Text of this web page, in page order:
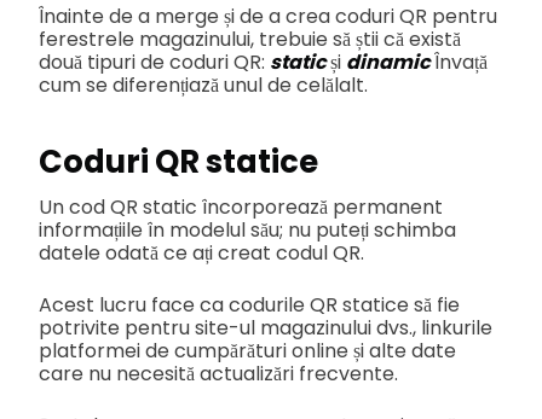
Înainte de a merge și de a crea coduri QR pentru
ferestrele magazinului, trebuie să știi că există
două tipuri de coduri QR: staticși dinamicÎnvață
cum se diferențiază unul de celălalt.
Coduri QR statice
Un cod QR static încorporează permanent
informațiile în modelul său; nu puteți schimba
datele odată ce ați creat codul QR.
Acest lucru face ca codurile QR statice să fie
potrivite pentru site-ul magazinului dvs., linkurile
platformei de cumpărături online și alte date
care nu necesită actualizări frecvente.